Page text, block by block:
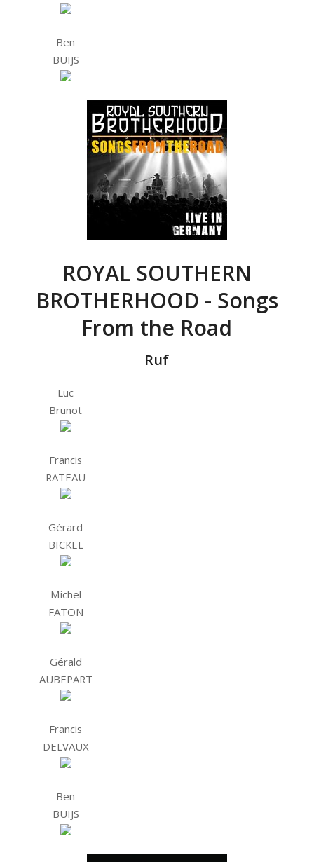
Ben
BUIJS
ROYAL SOUTHERN
BROTHERHOOD - Songs
From the Road
Ruf
Luc
Brunot
Francis
RATEAU
Gérard
BICKEL
Michel
FATON
Gérald
AUBEPART
Francis
DELVAUX
Ben
BUIJS